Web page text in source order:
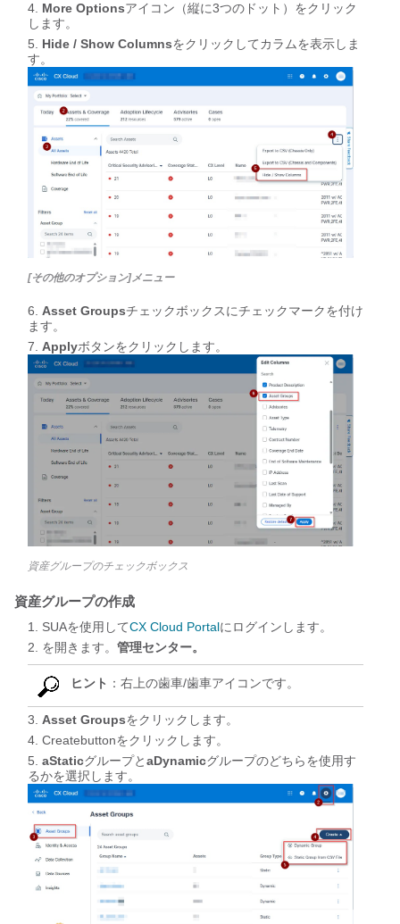
More Optionsアイコン（縦に3つのドット）をクリック
します。
Hide / Show Columnsをクリックしてカラムを表示しま
す。
[その他のオプション]メニュー
Asset Groupsチェックボックスにチェックマークを付け
ます。
Applyボタンをクリックします。
資産グループのチェックボックス
資産グループの作成
SUAを使用してCX Cloud Portalにログインします。
を開きます。 管理センター。
ヒント ：右上の歯車/歯車アイコンです。
Asset Groupsをクリックします。
Createbuttonをクリックします。
aStaticグループとaDynamicグループのどちらを使用す
るかを選択します。